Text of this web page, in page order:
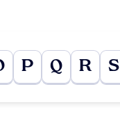
P Q R S